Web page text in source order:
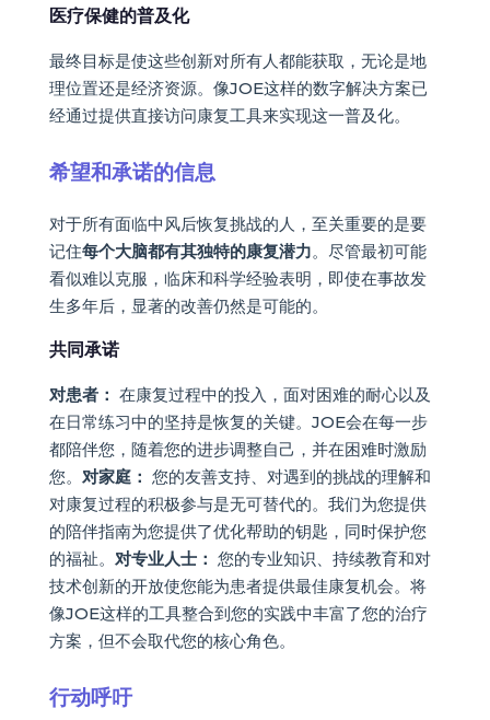
医疗保健的普及化
最终目标是使这些创新对所有人都能获取，无论是地
理位置还是经济资源。像JOE这样的数字解决方案已
经通过提供直接访问康复工具来实现这一普及化。
希望和承诺的信息
对于所有面临中风后恢复挑战的人，至关重要的是要
记住每个大脑都有其独特的康复潜力。尽管最初可能
看似难以克服，临床和科学经验表明，即使在事故发
生多年后，显著的改善仍然是可能的。
共同承诺
对患者： 在康复过程中的投入，面对困难的耐心以及
在日常练习中的坚持是恢复的关键。JOE会在每一步
都陪伴您，随着您的进步调整自己，并在困难时激励
您。 对家庭： 您的友善支持、对遇到的挑战的理解和
对康复过程的积极参与是无可替代的。我们为您提供
的陪伴指南为您提供了优化帮助的钥匙，同时保护您
的福祉。 对专业人士： 您的专业知识、持续教育和对
技术创新的开放使您能为患者提供最佳康复机会。将
像JOE这样的工具整合到您的实践中丰富了您的治疗
方案，但不会取代您的核心角色。
行动呼吁